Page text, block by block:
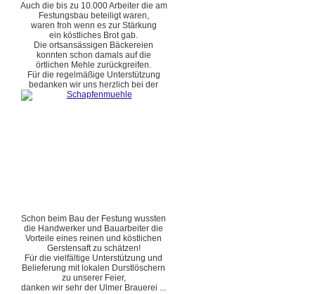
Auch die bis zu 10.000 Arbeiter die am
Festungsbau beteiligt waren,
waren froh wenn es zur Stärkung
ein köstliches Brot gab.
Die ortsansässigen Bäckereien
konnten schon damals auf die
örtlichen Mehle zurückgreifen.
Für die regelmäßige Unterstützung
bedanken wir uns herzlich bei der
Schon beim Bau der Festung wussten
die Handwerker und Bauarbeiter die
Vorteile eines reinen und köstlichen
Gerstensaft zu schätzen!
Für die vielfältige Unterstützung und
Belieferung mit lokalen Durstlöschern
zu unserer Feier,
danken wir sehr der Ulmer Brauerei ...